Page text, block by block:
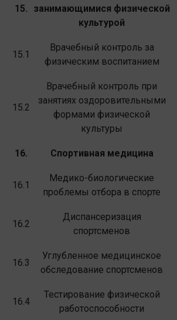
15.
занимающимися физической
культурой
15.1
Врачебный контроль за
физическим воспитанием
15.2
Врачебный контроль при
занятиях оздоро­вительными
формами физической
культуры
16. Спортивная медицина
16.1
Медико-биологические
проблемы отбора в спорте
16.2
Диспансеризация
спортсменов
16.3
Углубленное медицинское
обследование спортсменов
16.4
Тестирование физической
работоспособ­ности